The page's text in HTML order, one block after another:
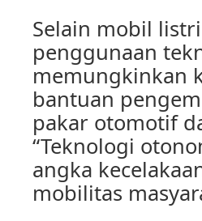
Selain mobil
penggunaan
memungkinkan
bantuan
pakar otomotif
“Teknologi
angka
mobilitas